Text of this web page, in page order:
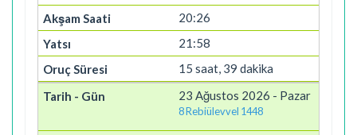
20:26
21:58
15 saat, 39 dakika
23 Ağustos 2026 - Pazar
8 Rebiülevvel 1448